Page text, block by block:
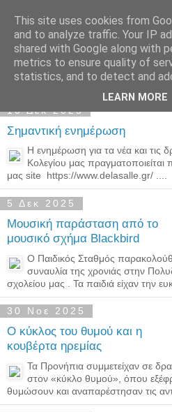
Παιδικός
Νηπιαγωγείο
10 Δεκ 2025
Σημαντική ενημέρωση
Η ενημέρωση για τα νέα και τις
Κολεγίου μας
μας site https://www.delasalle.gr/ ....
5 Δεκ 2025
Μουσική παράσταση από το
μουσικό σχήμα Blackbird
Ο Παιδικός Σταθμός
συναυλία της χρονιάς στην
σχολείου μας . Τα παιδιά είχαν την
30 Νοε 2025
Ο κύκλος του θυμού και η
κουβέρτα ηρεμίας
Τα Προνήπια συμμετείχαν σε
στον «κύκλο θυμού», όπου
θυμώσουν και αναπαρέστησαν τις
This site uses cookies from
and to analyze traffic. Your IP
shared with Google along with
metrics to ensure quality of
statistics, and to detect and
LEARN MORE